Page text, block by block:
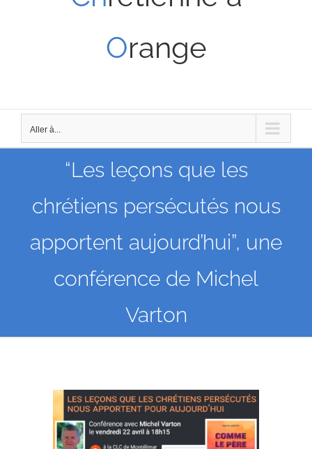
Orange
Aller à...
“Les leçons que les
chrétiens persécutés nous
apportent aujourd’hui”, une
conférence de Michel
Varton
Voir
l'image
agrandie